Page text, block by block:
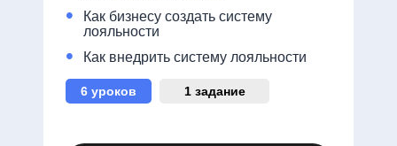
Как внедрить систему лояльности
•
Как бизнесу создать систему
лояльности
•
1 задание
6 уроков